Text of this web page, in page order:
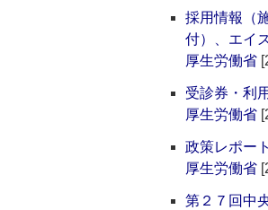
採用情報（
付）、エイ
厚生労働省
受診券・利
厚生労働省
政策レポー
厚生労働省
第２７回中